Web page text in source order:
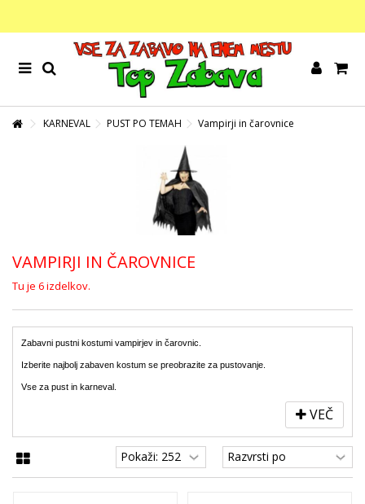
KARNEVAL PUST PO TEMAH Vampirji in čarovnice
VAMPIRJI IN ČAROVNICE
Tu je 6 izdelkov.
Zabavni pustni kostumi vampirjev in čarovnic.
Izberite najbolj zabaven kostum se preobrazite za pustovanje.
Vse za pust in karneval.
VEČ